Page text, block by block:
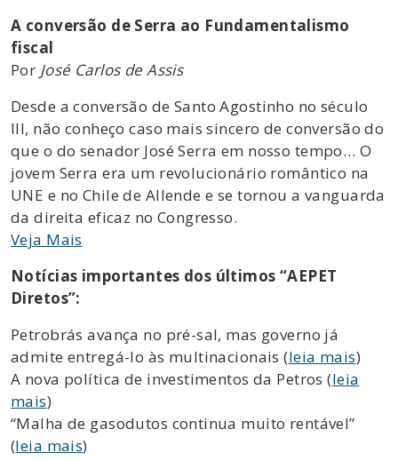
A conversão de Serra ao Fundamentalismo
fiscal
Por José Carlos de Assis
Desde a conversão de Santo Agostinho no século
III, não conheço caso mais sincero de conversão do
que o do senador José Serra em nosso tempo… O
jovem Serra era um revolucionário romântico na
UNE e no Chile de Allende e se tornou a vanguarda
da direita eficaz no Congresso.
Veja Mais
Notícias importantes dos últimos “AEPET
Diretos”:
Petrobrás avança no pré-sal, mas governo já
admite entregá-lo às multinacionais (leia mais)
A nova política de investimentos da Petros (leia
mais)
“Malha de gasodutos continua muito rentável”
(leia mais)